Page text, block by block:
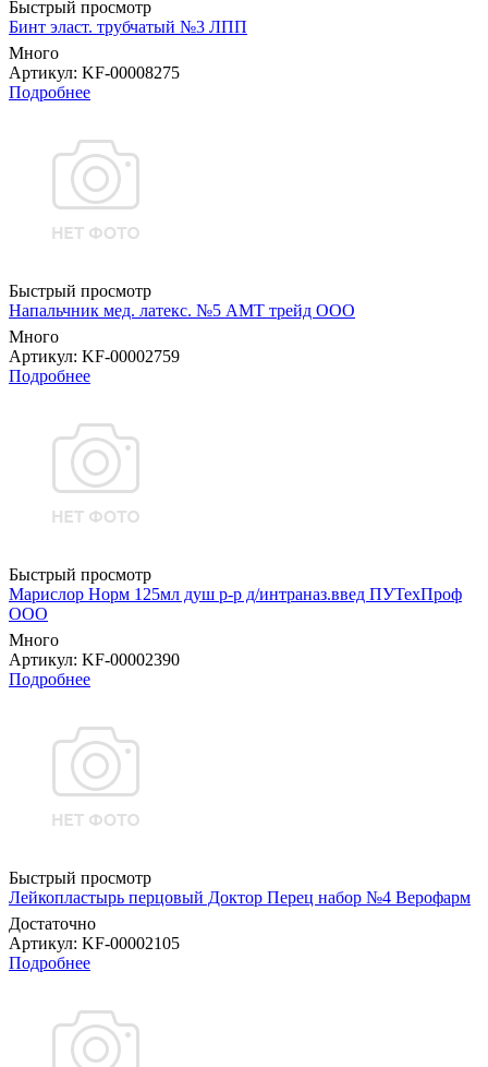
Быстрый просмотр
Бинт эласт. трубчатый №3 ЛПП
Много
Артикул: KF-00008275
Подробнее
Быстрый просмотр
Напальчник мед. латекс. №5 АМТ трейд ООО
Много
Артикул: KF-00002759
Подробнее
Быстрый просмотр
Марислор Норм 125мл душ р-р д/интраназ.введ ПУТехПроф
ООО
Много
Артикул: KF-00002390
Подробнее
Быстрый просмотр
Лейкопластырь перцовый Доктор Перец набор №4 Верофарм
Достаточно
Артикул: KF-00002105
Подробнее